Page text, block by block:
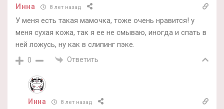
Инна 8 лет назад
У меня есть такая мамочка, тоже очень нравится! у
меня сухая кожа, так я ее не смываю, иногда и спать в
ней ложусь, ну как в слипинг пэке.
0 Ответить
Инна 8 лет назад